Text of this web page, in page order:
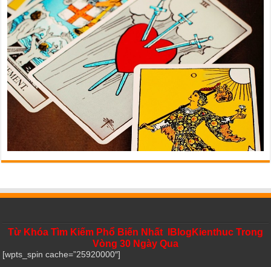
Từ Khóa Tìm Kiếm Phổ Biến Nhất IBlogKienthuc Trong
Vòng 30 Ngày Qua
[wpts_spin cache=”25920000″]